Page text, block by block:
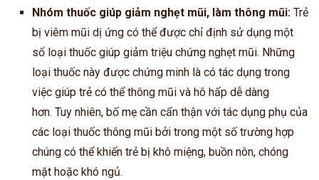
Nhóm thuốc giúp giảm nghẹt mũi, làm thông mũi: Trẻ
bị viêm mũi dị ứng có thể được chỉ định sử dụng một
số loại thuốc giúp giảm triệu chứng nghẹt mũi. Những
loại thuốc này được chứng minh là có tác dụng trong
việc giúp trẻ có thể thông mũi và hô hấp dễ dàng
hơn. Tuy nhiên, bố mẹ cần cẩn thận với tác dụng phụ của
các loại thuốc thông mũi bởi trong một số trường hợp
chúng có thể khiến trẻ bị khô miệng, buồn nôn, chóng
mặt hoặc khó ngủ.